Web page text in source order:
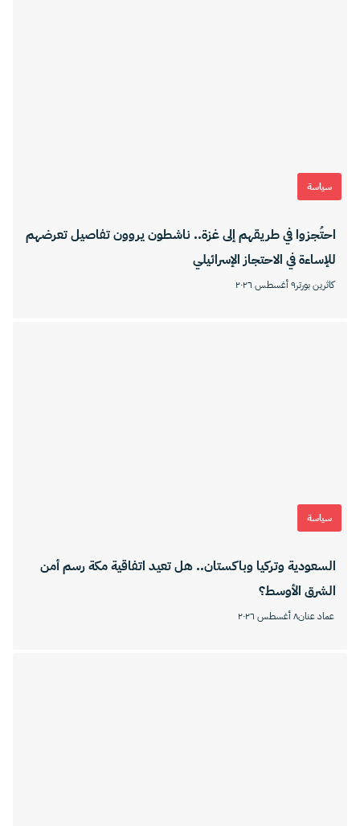
سياسة
احتُجزوا في طريقهم إلى غزة.. ناشطون يروون تفاصيل تعرضهم
للإساءة في الاحتجاز الإسرائيلي
كاثرين بورتر٩ أغسطس ٢٠٢٦
سياسة
السعودية وتركيا وباكستان.. هل تعيد اتفاقية مكة رسم أمن
الشرق الأوسط؟
عماد عنان٨ أغسطس ٢٠٢٦